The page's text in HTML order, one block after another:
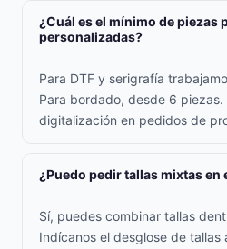
¿Cuál es el mínimo de piezas
personalizadas?
Para DTF y serigrafía
Para bordado, desde 6
digitalización en pedidos de
¿Puedo pedir tallas mixtas en
Sí, puedes combinar tallas
Indícanos el desglose de tallas